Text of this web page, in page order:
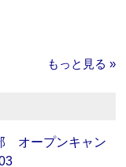
もっと見る »
オープンキャン